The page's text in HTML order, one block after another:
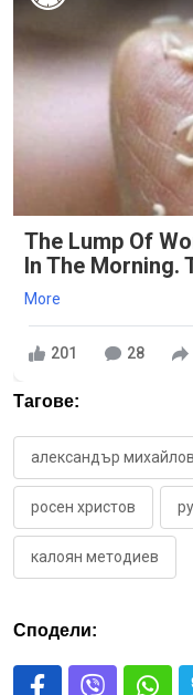
The Lump Of
In The Morning.
More
201 28
Тагове:
александър михайлов
росен христов
калоян методиев
Сподели: